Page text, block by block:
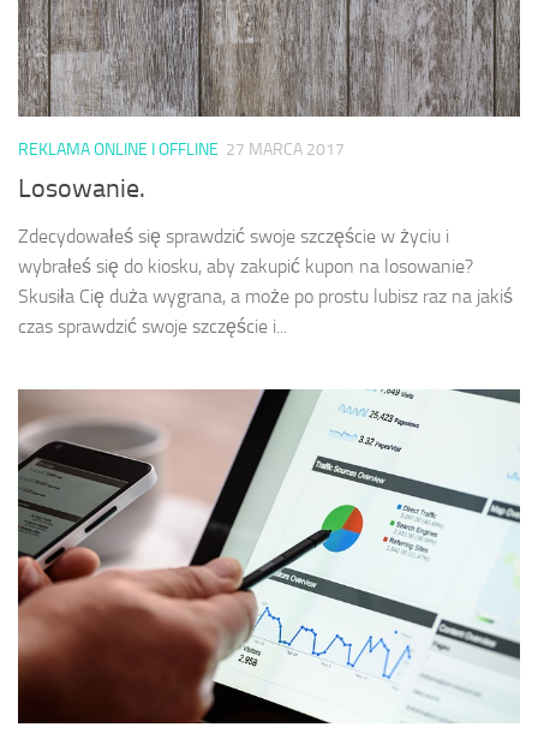
REKLAMA ONLINE I OFFLINE 27 MARCA 2017
Losowanie.
Zdecydowałeś się sprawdzić swoje szczęście w życiu i
wybrałeś się do kiosku, aby zakupić kupon na losowanie?
Skusiła Cię duża wygrana, a może po prostu lubisz raz na jakiś
czas sprawdzić swoje szczęście i...